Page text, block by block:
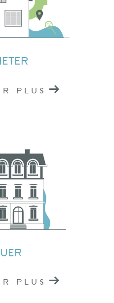
à Tarare,
Azergues , n'hésitez
ou pour prendre
là pour vous
de vos
choisissant, vous
de la confiance et
votre partenaire
l'Ouest
PLUS
PLUS